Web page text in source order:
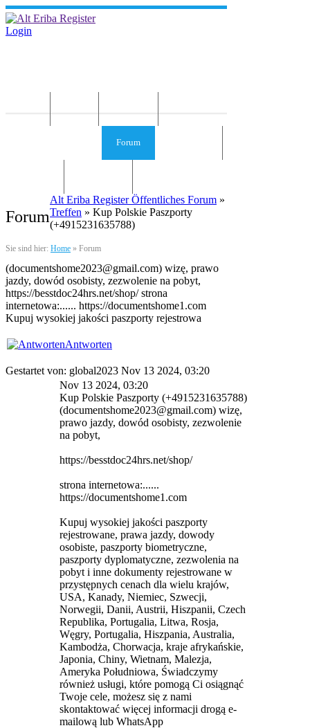
Login
Forum
Forum
Sie sind hier: Home » Forum
Alt Eriba Register Öffentliches Forum »
Treffen » Kup Polskie Paszporty
(+4915231635788)
(documentshome2023@gmail.com) wizę, prawo
jazdy, dowód osobisty, zezwolenie na pobyt,
https://besstdoc24hrs.net/shop/ strona
internetowa:...... https://documentshome1.com
Kupuj wysokiej jakości paszporty rejestrowa
Antworten
Gestartet von: global2023 Nov 13 2024, 03:20
Nov 13 2024, 03:20
Kup Polskie Paszporty (+4915231635788)
(documentshome2023@gmail.com) wizę,
prawo jazdy, dowód osobisty, zezwolenie
na pobyt,
https://besstdoc24hrs.net/shop/
strona internetowa:......
https://documentshome1.com
Kupuj wysokiej jakości paszporty
rejestrowane, prawa jazdy, dowody
osobiste, paszporty biometryczne,
paszporty dyplomatyczne, zezwolenia na
pobyt i inne dokumenty rejestrowane w
przystępnych cenach dla wielu krajów,
USA, Kanady, Niemiec, Szwecji,
Norwegii, Danii, Austrii, Hiszpanii, Czech
Republika, Portugalia, Litwa, Rosja,
Węgry, Portugalia, Hiszpania, Australia,
Kambodża, Chorwacja, kraje afrykańskie,
Japonia, Chiny, Wietnam, Malezja,
Ameryka Południowa, Świadczymy
również usługi, które pomogą Ci osiągnąć
Twoje cele, możesz się z nami
skontaktować więcej informacji drogą e-
mailową lub WhatsApp